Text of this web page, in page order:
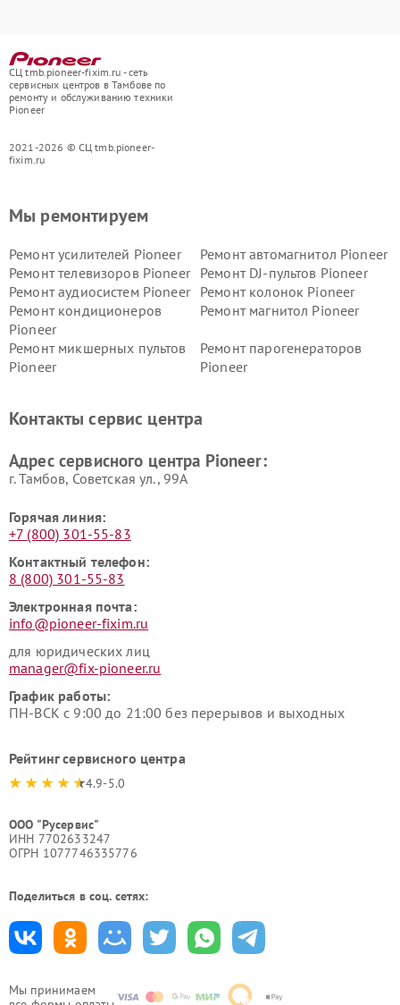
СЦ tmb.pioneer-fixim.ru - сеть
сервисных центров в Тамбове по
ремонту и обслуживанию техники
Pioneer
2021-2026 © СЦ tmb.pioneer-
fixim.ru
Мы принимаем
Мы ремонтируем
Ремонт усилителей Pioneer
Ремонт автомагнитол Pioneer
Ремонт телевизоров Pioneer
Ремонт DJ-пультов Pioneer
Ремонт аудиосистем Pioneer
Ремонт колонок Pioneer
Ремонт кондиционеров
Pioneer
Ремонт магнитол Pioneer
Ремонт микшерных пультов
Pioneer
Ремонт парогенераторов
Pioneer
Контакты сервис центра
Адрес сервисного центра Pioneer:
г. Тамбов, Советская ул., 99А
Горячая линия:
+7 (800) 301-55-83
Контактный телефон:
8 (800) 301-55-83
Электронная почта:
info@pioneer-fixim.ru
для юридических лиц
manager@fix-pioneer.ru
График работы:
ПН-ВСК с 9:00 до 21:00 без перерывов и выходных
Рейтинг сервисного центра
4.9-5.0
ООО "Русервис"
ИНН 7702633247
ОГРН 1077746335776
Поделиться в соц. сетях: